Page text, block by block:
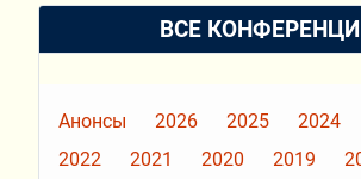
ВСЕ
Анонсы 2026 2025 2024
2022
2021 2020 2019